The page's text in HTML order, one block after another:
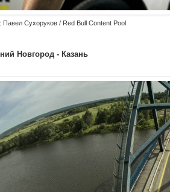
Павел Сухоруков / Red Bull Content Pool
Новгород - Казань